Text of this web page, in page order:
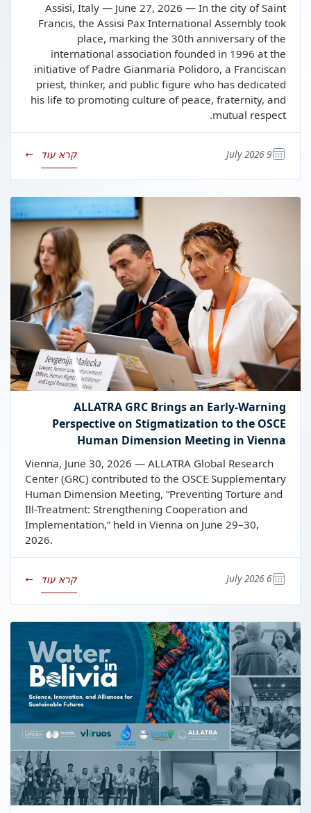
Assisi, Italy — June 27, 2026 — In the city of Saint
Francis, the Assisi Pax International Assembly took
place, marking the 30th anniversary of the
international association founded in 1996 at the
initiative of Padre Gianmaria Polidoro, a Franciscan
priest, thinker, and public figure who has dedicated
his life to promoting culture of peace, fraternity, and
mutual respect.
9 July 2026 קרא עוד →
ALLATRA GRC Brings an Early-Warning
Perspective on Stigmatization to the OSCE
Human Dimension Meeting in Vienna
Vienna, June 30, 2026 — ALLATRA Global Research
Center (GRC) contributed to the OSCE Supplementary
Human Dimension Meeting, “Preventing Torture and
Ill-Treatment: Strengthening Cooperation and
Implementation,” held in Vienna on June 29–30,
2026.
6 July 2026 קרא עוד →